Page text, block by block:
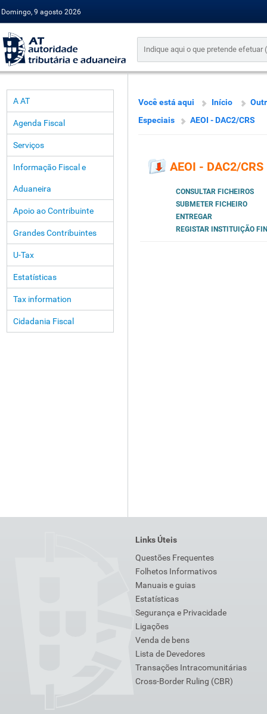
Domingo, 9 agosto 2026
A AT
Agenda Fiscal
Serviços
Informação Fiscal e
Aduaneira
Apoio ao Contribuinte
Grandes Contribuintes
U-Tax
Estatísticas
Tax information
Cidadania Fiscal
Você está aqui Início
Especiais
AEOI - DAC2/CRS
AEOI - DAC2/CRS
CONSULTAR FICHEIROS
SUBMETER FICHEIRO
ENTREGAR
REGISTAR INSTITUIÇÃO
Links Úteis
Questões Frequentes
Folhetos Informativos
Manuais e guias
Estatísticas
Segurança e Privacidade
Ligações
Venda de bens
Lista de Devedores
Transações Intracomunitárias
Cross-Border Ruling (CBR)